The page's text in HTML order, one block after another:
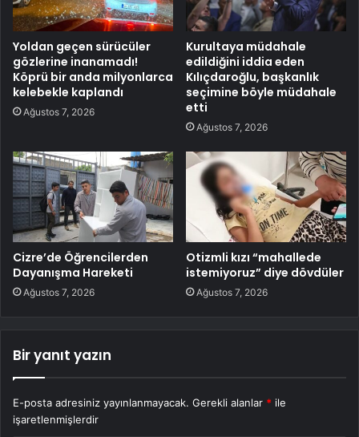
Yoldan geçen sürücüler
gözlerine inanamadı!
Köprü bir anda milyonlarca
kelebekle kaplandı
Ağustos 7, 2026
Kurultaya müdahale
edildiğini iddia eden
Kılıçdaroğlu, başkanlık
seçimine böyle müdahale
etti
Ağustos 7, 2026
Cizre’de Öğrencilerden
Dayanışma Hareketi
Ağustos 7, 2026
Otizmli kızı “mahallede
istemiyoruz” diye dövdüler
Ağustos 7, 2026
Bir yanıt yazın
E-posta adresiniz yayınlanmayacak. Gerekli alanlar * ile
işaretlenmişlerdir